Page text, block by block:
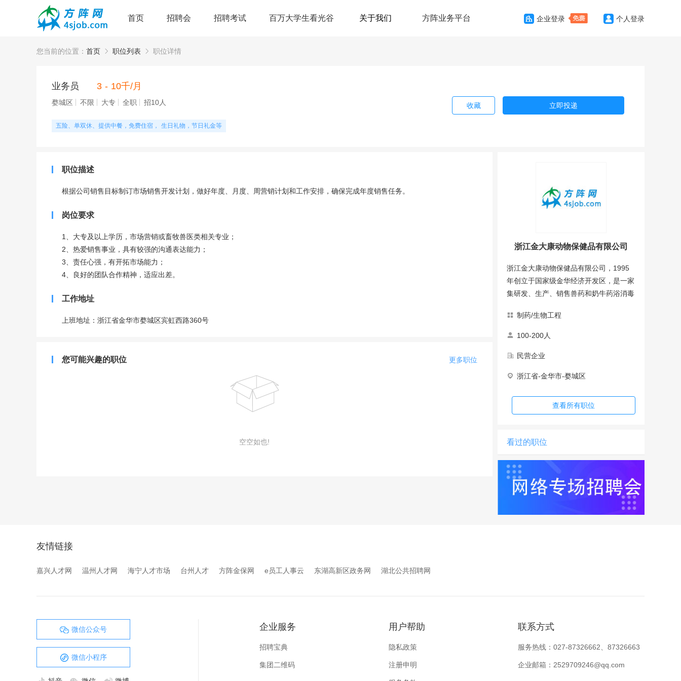
首页 招聘会 招聘考试 百万大学生看光谷 关于我们 方阵业务平台 企业登录 个人登录
您当前的位置： 首页 职位列表 职位详情
业务员 3 - 10千/月
婺城区 不限 大专 全职 招10人
五险、单双休、提供中餐，免费住宿， 生日礼物，节日礼金等
收藏 立即投递
职位描述
根据公司销售目标制订市场销售开发计划，做好年度、月度、周营销计划和工作安排，确保完成年度销售任务。
岗位要求
1、大专及以上学历，市场营销或畜牧兽医类相关专业；
2、热爱销售事业，具有较强的沟通表达能力；
3、责任心强，有开拓市场能力；
4、良好的团队合作精神，适应出差。
工作地址
上班地址：浙江省金华市婺城区宾虹西路360号
您可能兴趣的职位 更多职位
空空如也!
浙江金大康动物保健品有限公司
浙江金大康动物保健品有限公司，1995
年创立于国家级金华经济开发区，是一家
集研发、生产、销售兽药和奶牛药浴消毒
信、勤奋、务实、创新”为企业精神，以
市场为导向，在生产管理、市场营销、科
率先通过了国家兽药GMP认证，与中国
业大学、浙江省农科院等科研院校建立良
好的科技合作，成立了“浙江省科技企业
研发中心”、“浙江省博士后科研工作站”。
项，其中“鸭三大传染病病原特性及防治
技术一等奖，2014年、2016年连续两届
获得猪E网评选“中国兽药企业50强”、“中
草药人气品牌第一名”、“抗病毒产品人气
品牌第一名”和 “中兽药口碑五强”，2017
维、伊蒙典、极乐牛牛等为代表的品牌自
和青睐，形成了金大康公司产品“绿色、
健康、安全、高效”的鲜明特色。 展望未
制药/生物工程
100-200人
民营企业
浙江省-金华市-婺城区
查看所有职位
看过的职位
友情链接
嘉兴人才网 温州人才网 海宁人才市场 台州人才 方阵金保网 e员工人事云 东湖高新区政务网 湖北公共招聘网
微信公众号
微信小程序
企业服务
招聘宝典
集团二维码
用户帮助
隐私政策
注册申明
联系方式
服务热线：027-87326662、87326663
企业邮箱：2529709246@qq.com